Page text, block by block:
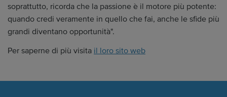
soprattutto, ricorda che la passione è il motore più potente:
quando credi veramente in quello che fai, anche le sfide più
grandi diventano opportunità".
Per saperne di più visita il loro sito web